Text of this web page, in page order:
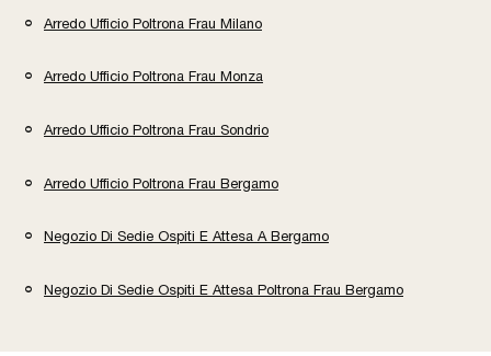
Arredo Ufficio Poltrona Frau Milano
Arredo Ufficio Poltrona Frau Monza
Arredo Ufficio Poltrona Frau Sondrio
Arredo Ufficio Poltrona Frau Bergamo
Negozio Di Sedie Ospiti E Attesa A Bergamo
Negozio Di Sedie Ospiti E Attesa Poltrona Frau Bergamo